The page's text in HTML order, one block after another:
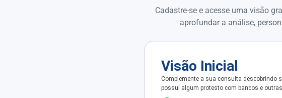
Cadastre-se e acesse uma visão
aprofundar a análise,
Visão Inicial
Complemente a sua consulta descobrindo
possui algum protesto com bancos e outras